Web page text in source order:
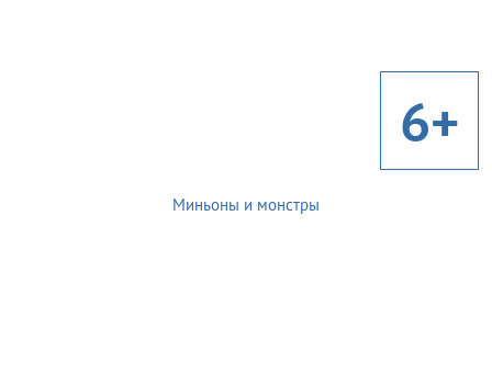
6+
Миньоны и монстры